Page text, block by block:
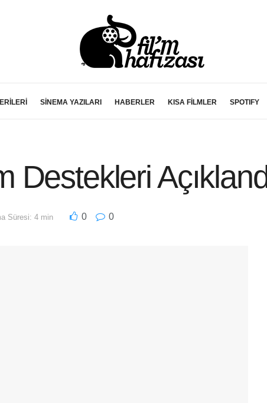
SİNEMA YAZILARI HABERLER KISA FİLMLER SPOTIFY
Destekleri
Süresi: 4 min 0 0